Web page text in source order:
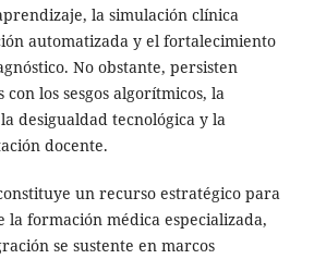
la simulación clínica
automatizada y el fortalecimiento
No obstante, persisten
los sesgos algorítmicos, la
desigualdad tecnológica y la
docente.
un recurso estratégico para
formación médica especializada,
se sustente en marcos